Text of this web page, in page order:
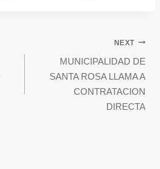
NEXT
MUNICIPALIDAD DE
SANTA ROSA LLAMA A
CONTRATACION
DIRECTA